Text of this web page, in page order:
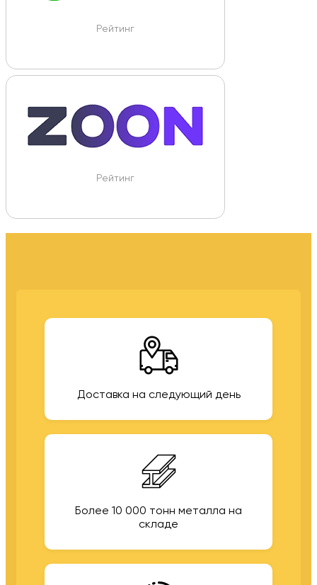
Рейтинг
Рейтинг
Доставка на следующий день
Более 10 000 тонн металла на
складе